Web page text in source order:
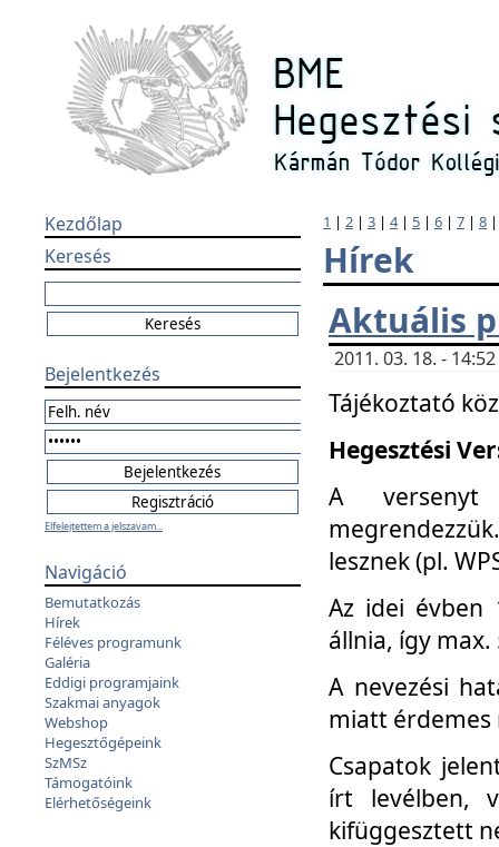
Kezdőlap
Keresés
Bejelentkezés
Elfelejtettem a jelszavam...
Navigáció
Bemutatkozás
Hírek
Féléves programunk
Galéria
Eddigi programjaink
Szakmai anyagok
Webshop
Hegesztőgépeink
SzMSz
Támogatóink
Elérhetőségeink
1 | 2 | 3 | 4| 5 | 6 | 7 | 8
Hírek
Aktuális
2011. 03. 18. -
Tájékoztató
Hegesztési
A versenyt
lesznek (pl.
Az idei évben
állnia, így
A nevezési
miatt érdemes
Csapatok
írt levélben,
kifüggesztett